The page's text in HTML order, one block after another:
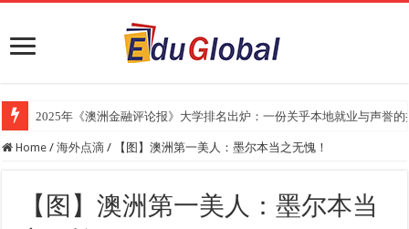
澳洲移民配额巨变，留学生如何选州/专业？一文说透新政下的最优解
Home / 海外点滴 / 【图】澳洲第一美人：墨尔本当之无愧！
【图】澳洲第一美人：墨尔本当